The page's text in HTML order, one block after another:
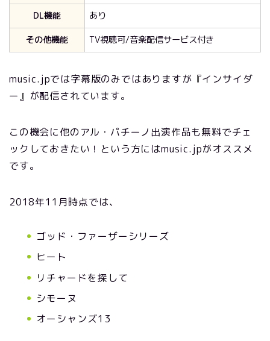
DL機能
あり
その他機能
TV視聴可/音楽配信サービス付き
music.jpでは字幕版のみではありますが『インサイダ
ー』が配信されています。
この機会に他のアル・パチーノ出演作品も無料でチェ
ックしておきたい！という方にはmusic.jpがオススメ
です。
2018年11月時点では、
ゴッド・ファーザーシリーズ
ヒート
リチャードを探して
シモーヌ
オーシャンズ13